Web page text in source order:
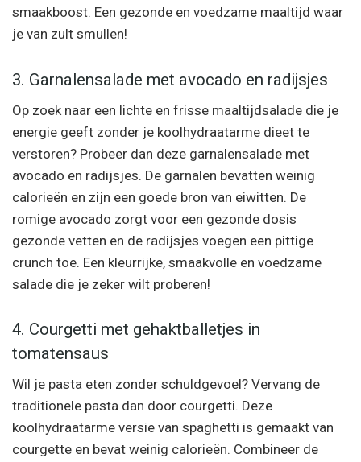
smaakboost. Een gezonde en voedzame maaltijd waar
je van zult smullen!
3. Garnalensalade met avocado en radijsjes
Op zoek naar een lichte en frisse maaltijdsalade die je
energie geeft zonder je koolhydraatarme dieet te
verstoren? Probeer dan deze garnalensalade met
avocado en radijsjes. De garnalen bevatten weinig
calorieën en zijn een goede bron van eiwitten. De
romige avocado zorgt voor een gezonde dosis
gezonde vetten en de radijsjes voegen een pittige
crunch toe. Een kleurrijke, smaakvolle en voedzame
salade die je zeker wilt proberen!
4. Courgetti met gehaktballetjes in
tomatensaus
Wil je pasta eten zonder schuldgevoel? Vervang de
traditionele pasta dan door courgetti. Deze
koolhydraatarme versie van spaghetti is gemaakt van
courgette en bevat weinig calorieën. Combineer de